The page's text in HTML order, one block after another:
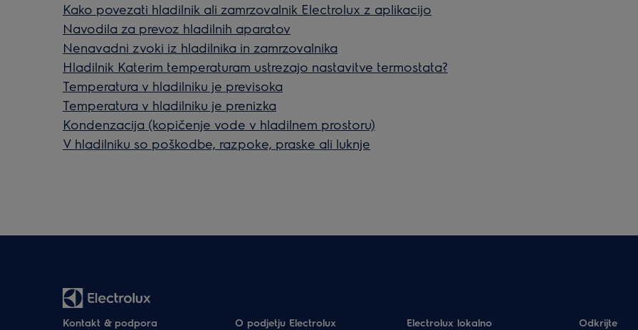
Kako povezati hladilnik ali zamrzovalnik Electrolux z aplikacijo
Navodila za prevoz hladilnih aparatov
Nenavadni zvoki iz hladilnika in zamrzovalnika
Hladilnik Katerim temperaturam ustrezajo nastavitve termostata?
Temperatura v hladilniku je previsoka
Temperatura v hladilniku je prenizka
Kondenzacija (kopičenje vode v hladilnem prostoru)
V hladilniku so poškodbe, razpoke, praske ali luknje
Kontakt & podpora O podjetju Electrolux Electrolux lokalno Odkrijte